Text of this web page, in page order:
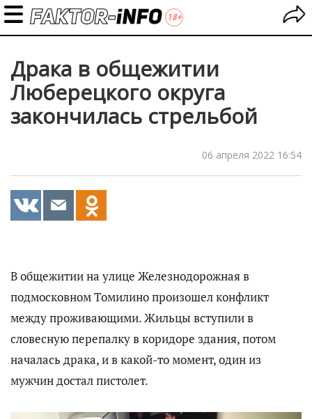
Драка в общежитии
Люберецкого округа
закончилась стрельбой
06 апреля 2022 16:54
В общежитии на улице Железнодорожная в
подмосковном Томилино произошел конфликт
между проживающими. Жильцы вступили в
словесную перепалку в коридоре здания, потом
началась драка, и в какой-то момент, один из
мужчин достал пистолет.